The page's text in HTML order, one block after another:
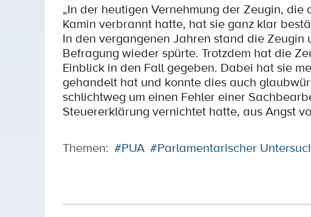
„In der heutigen Vernehmung der Zeugin,
Kamin verbrannt hatte, hat sie ganz klar
In den vergangenen Jahren stand die
Befragung wieder spürte. Trotzdem hat die
Einblick in den Fall gegeben. Dabei hat sie
gehandelt hat und konnte dies auch
schlichtweg um einen Fehler einer
Steuererklärung vernichtet hatte, aus Angst
Themen: #PUA #Parlamentarischer